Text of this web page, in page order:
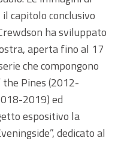
capitolo conclusivo
ha sviluppato
aperta fino al 17
che compongono
Pines (2012-
2019) ed
espositivo la
dedicato al